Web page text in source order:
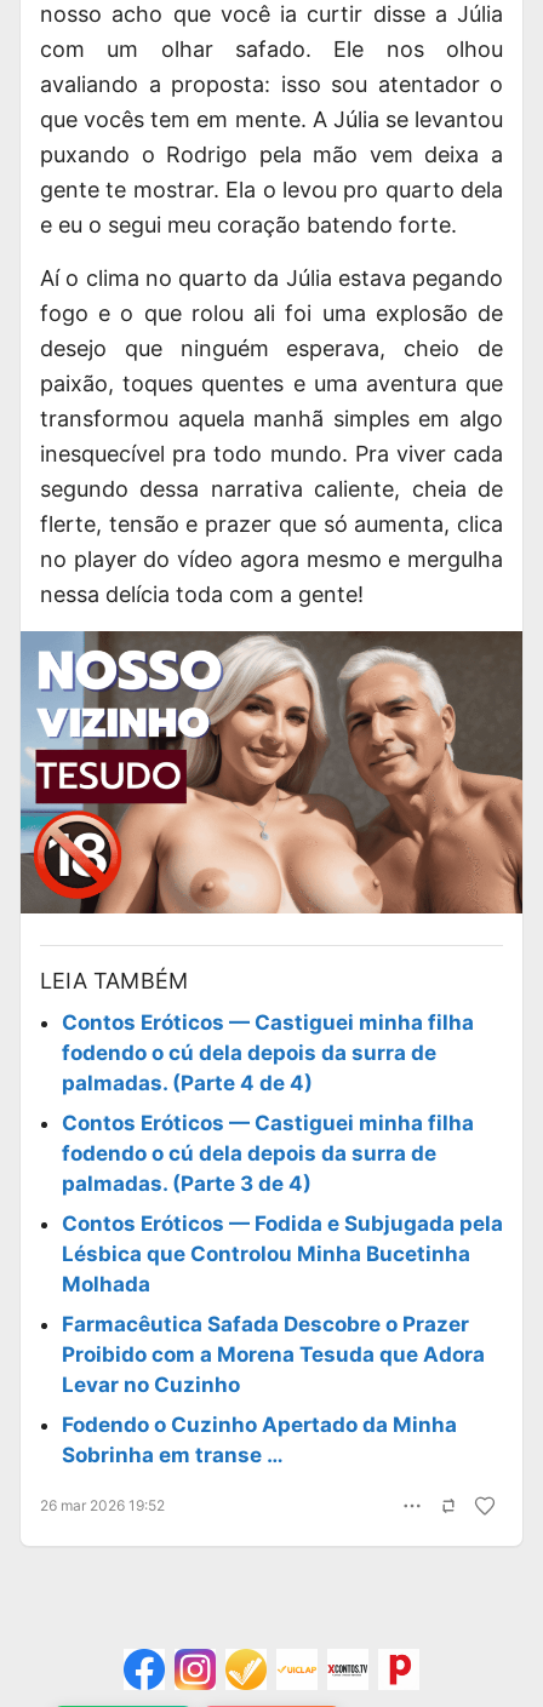
nosso acho que você ia curtir disse a Júlia
com um olhar safado. Ele nos olhou
avaliando a proposta: isso sou atentador o
que vocês tem em mente. A Júlia se levantou
puxando o Rodrigo pela mão vem deixa a
gente te mostrar. Ela o levou pro quarto dela
e eu o segui meu coração batendo forte.
Aí o clima no quarto da Júlia estava pegando
fogo e o que rolou ali foi uma explosão de
desejo que ninguém esperava, cheio de
paixão, toques quentes e uma aventura que
transformou aquela manhã simples em algo
inesquecível pra todo mundo. Pra viver cada
segundo dessa narrativa caliente, cheia de
flerte, tensão e prazer que só aumenta, clica
no player do vídeo agora mesmo e mergulha
nessa delícia toda com a gente!
LEIA TAMBÉM
Contos Eróticos — Castiguei minha filha
fodendo o cú dela depois da surra de
palmadas. (Parte 4 de 4)
Contos Eróticos — Castiguei minha filha
fodendo o cú dela depois da surra de
palmadas. (Parte 3 de 4)
Contos Eróticos — Fodida e Subjugada pela
Lésbica que Controlou Minha Bucetinha
Molhada
Farmacêutica Safada Descobre o Prazer
Proibido com a Morena Tesuda que Adora
Levar no Cuzinho
Fodendo o Cuzinho Apertado da Minha
Sobrinha em transe …
26 mar 2026 19:52